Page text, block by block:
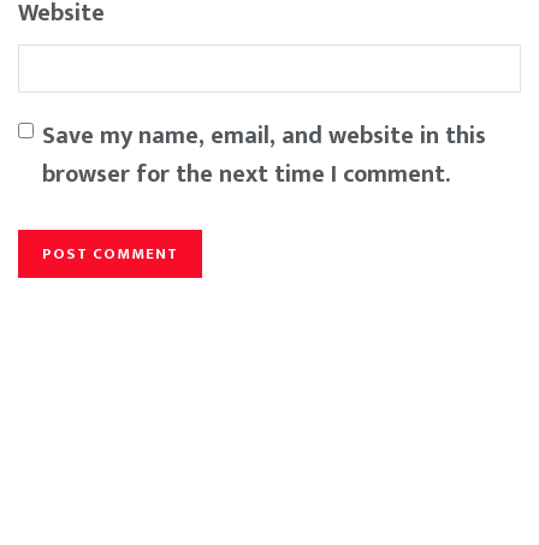
Website
Save my name, email, and website in this
browser for the next time I comment.